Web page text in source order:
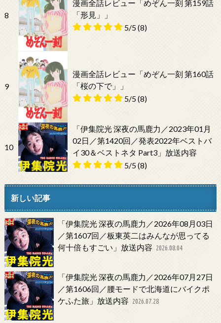
8
漫画全話レビュー「めぞん一刻 第159話
「形見」」
5/5(8)
9
漫画全話レビュー「めぞん一刻 第160話
「桜の下で」」
5/5(8)
10
「伊集院光 深夜の馬鹿力／2023年01月
02日／第1420回／発表2022年ベストバ
イ30＆ベストネタ Part3」放送内容
5/5(8)
新しい記事
「伊集院光 深夜の馬鹿力／2026年08月03日
／第1607回／板東英二はみんなが思ってる
何十倍もすごい」放送内容 2026.08.04
「伊集院光 深夜の馬鹿力／2026年07月27日
／第1606回／腰モードで北海道にバイクポ
ケふた旅」放送内容 2026.07.28